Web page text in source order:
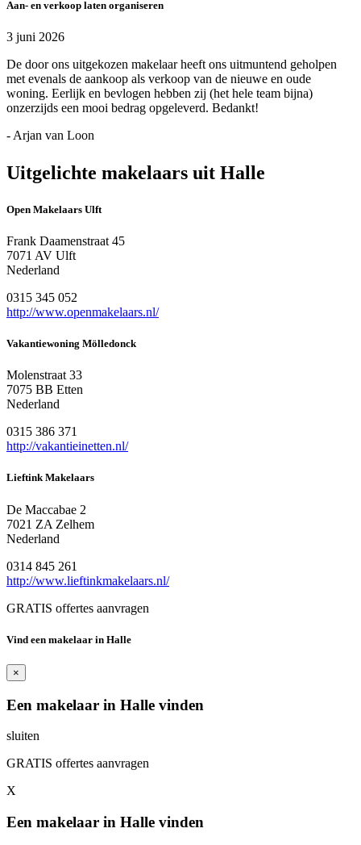
Aan- en verkoop laten organiseren
3 juni 2026
De door ons uitgekozen makelaar heeft ons uitmuntend geholpen
met evenals de aankoop als verkoop van de nieuwe en oude
woning. Eerlijk en bevlogen hebben zij (het hele team bijna)
onzerzijds een mooi bedrag opgeleverd. Bedankt!
- Arjan van Loon
Uitgelichte makelaars uit Halle
Open Makelaars Ulft
Frank Daamenstraat 45
7071 AV Ulft
Nederland
0315 345 052
http://www.openmakelaars.nl/
Vakantiewoning Mölledonck
Molenstraat 33
7075 BB Etten
Nederland
0315 386 371
http://vakantieinetten.nl/
Lieftink Makelaars
De Maccabae 2
7021 ZA Zelhem
Nederland
0314 845 261
http://www.lieftinkmakelaars.nl/
GRATIS offertes aanvragen
Vind een makelaar in Halle
×
Een makelaar in Halle vinden
sluiten
GRATIS offertes aanvragen
X
Een makelaar in Halle vinden